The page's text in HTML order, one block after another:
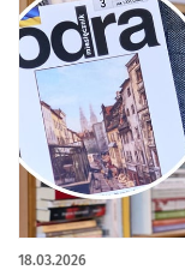
18.03.2026
artykuł z galerią